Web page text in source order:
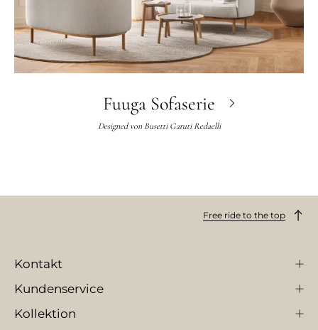
Fuuga Sofaserie
Designed von Busetti Garuti Redaelli
Free ride to the top
Kontakt
Kundenservice
Kollektion